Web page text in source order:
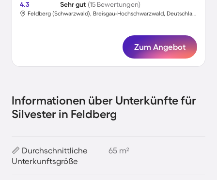
4.3 Sehr gut (15 Bewertungen)
Feldberg (Schwarzwald), Breisgau-Hochschwarzwald, Deutschland
Zum Angebot
Informationen über Unterkünfte für
Silvester in Feldberg
📏 Durchschnittliche
Unterkunftsgröße
65 m²